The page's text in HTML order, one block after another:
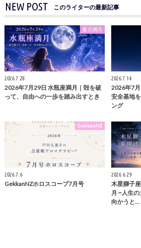
NEW POST このライターの最新記事
新月満月
2026.7.28
2026年7月29日 水瓶座満月｜殻を破
って、自由への一歩を踏み出すとき
2026.7.14
2026年7
安全基地
ング
GekkanNZ
2026.7.6
GekkanNZホロスコープ7月号
2026.6.29
木星獅子
月 ~人生
向かうと…